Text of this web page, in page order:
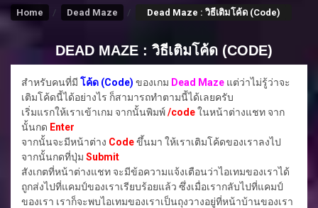
Home Dead Maze Dead Maze : วิธีเติมโค้ด (Code)
DEAD MAZE : วิธีเติมโค้ด (CODE)
สำหรับคนที่มี โค้ด (Code) ของเกม Dead Maze แต่ว่าไม่รู้ว่าจะ
เติมโค้ดนี้ได้อย่างไร ก็สามารถทำตามนี้ได้เลยครับ
เริ่มแรกให้เราเข้าเกม จากนั้นพิมพ์/codeในหน้าต่างแชท จาก
นั้นกด Enter
จากนั้นจะมีหน้าต่าง Codeขึ้นมา ให้เราเติมโค้ดของเราลงไป
จากนั้นกดที่ปุ่ม Submit
สังเกตที่หน้าต่างแชท จะมีข้อความแจ้งเตือนว่าไอเทมของเราได้
ถูกส่งไปที่แคมป์ของเราเรียบร้อยแล้ว ซึ่งเมื่อเรากลับไปที่แคมป์
ของเรา เราก็จะพบไอเทมของเราเป็นถุงวางอยู่ที่หน้าบ้านของเรา